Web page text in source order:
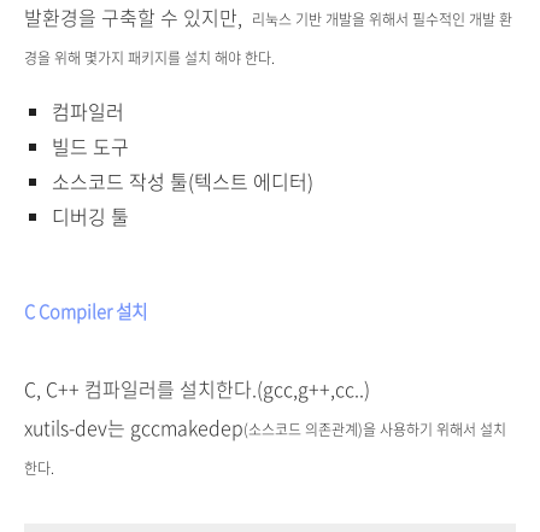
발환경을 구축할 수 있지만, 리눅스 기반 개발을 위해서 필수적인 개발 환
경을 위해 몇가지 패키지를 설치 해야 한다.
컴파일러
빌드 도구
소스코드 작성 툴(텍스트 에디터)
디버깅 툴
C Compiler 설치
C, C++ 컴파일러를 설치한다.(gcc,g++,cc..)
xutils-dev는 gccmakedep(소스코드 의존관계)을 사용하기 위해서 설치
한다.